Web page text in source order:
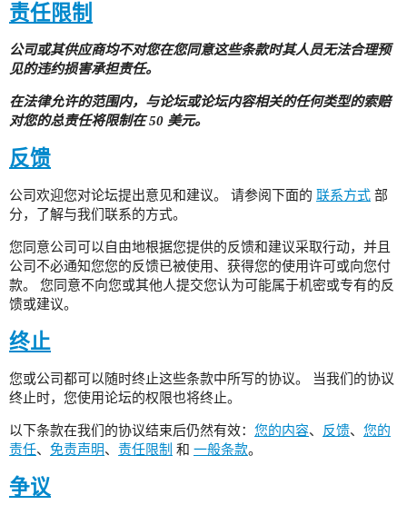
责任限制
公司或其供应商均不对您在您同意这些条款时其人员无法合理预
见的违约损害承担责任。
在法律允许的范围内，与论坛或论坛内容相关的任何类型的索赔
对您的总责任将限制在 50 美元。
反馈
公司欢迎您对论坛提出意见和建议。 请参阅下面的 联系方式 部
分，了解与我们联系的方式。
您同意公司可以自由地根据您提供的反馈和建议采取行动，并且
公司不必通知您您的反馈已被使用、获得您的使用许可或向您付
款。 您同意不向您或其他人提交您认为可能属于机密或专有的反
馈或建议。
终止
您或公司都可以随时终止这些条款中所写的协议。 当我们的协议
终止时，您使用论坛的权限也将终止。
以下条款在我们的协议结束后仍然有效： 您的内容、 反馈、 您的
责任、 免责声明、 责任限制 和 一般条款。
争议